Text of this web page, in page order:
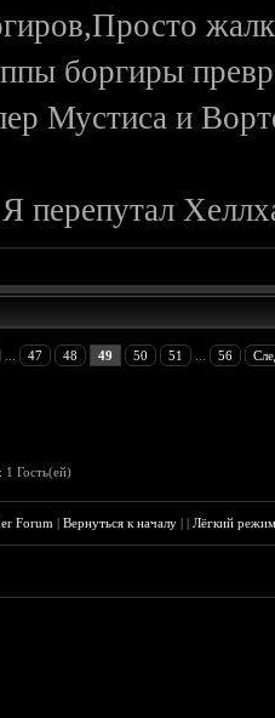
боргиры
Мустиса и
Я перепутал
47 48 49 50 51 56
1 Гость(ей)
Forum |Вернуться к началу ||Лёгкий